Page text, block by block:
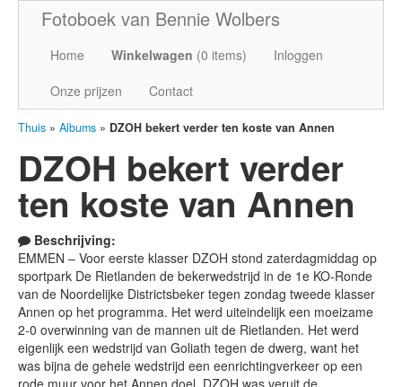
Fotoboek van Bennie Wolbers
Home Winkelwagen (0 items)
Inloggen
Onze prijzen
Contact
Thuis » Albums » DZOH bekert verder ten koste van Annen
DZOH bekert verder
ten koste van Annen
Beschrijving:
EMMEN – Voor eerste klasser DZOH stond zaterdagmiddag op
sportpark De Rietlanden de bekerwedstrijd in de 1e KO-Ronde
van de Noordelijke Districtsbeker tegen zondag tweede klasser
Annen op het programma. Het werd uiteindelijk een moeizame
2-0 overwinning van de mannen uit de Rietlanden. Het werd
eigenlijk een wedstrijd van Goliath tegen de dwerg, want het
was bijna de gehele wedstrijd een eenrichtingverkeer op een
rode muur voor het Annen doel. DZOH was veruit de